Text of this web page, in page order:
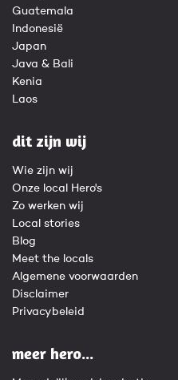
Guatemala
Indonesië
Japan
Java & Bali
Kenia
Laos
dit zijn wij
Wie zijn wij
Onze local Hero's
Zo werken wij
Local stories
Blog
Meet the locals
Algemene voorwaarden
Disclaimer
Privacybeleid
meer hero...